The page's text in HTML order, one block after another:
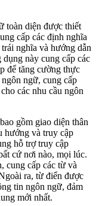
toàn diện được thiết
cấp các định nghĩa
nghĩa và hướng dẫn
này cung cấp các
để tăng cường thực
ngữ, cung cấp
các nhu cầu ngôn
gồm giao diện thân
hướng và truy cập
hỗ trợ truy cập
cứ nơi nào, mọi lúc.
cung cấp các từ và
ra, từ điển được
tin ngôn ngữ, đảm
mới nhất.